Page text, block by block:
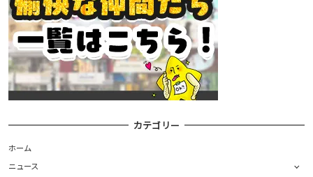
カテゴリー
ホーム
ニュース